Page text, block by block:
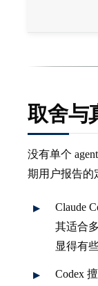
取舍与
没有单个
期用户报告的
Claude
其适合
显得有
Codex